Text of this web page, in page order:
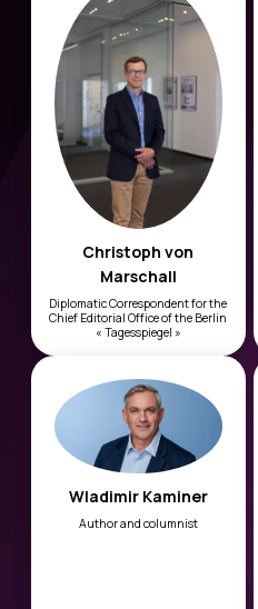
Christoph von
Marschall
Diplomatic Correspondent for the
Chief Editorial Office of the Berlin
« Tagesspiegel »
Wladimir Kaminer
Author and columnist